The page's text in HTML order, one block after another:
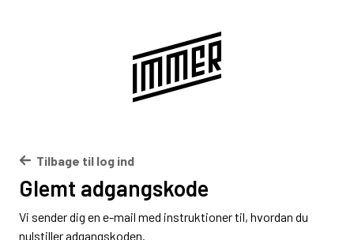
Tilbage til log ind
Glemt adgangskode
Vi sender dig en e-mail med instruktioner til, hvordan du
nulstiller adgangskoden.